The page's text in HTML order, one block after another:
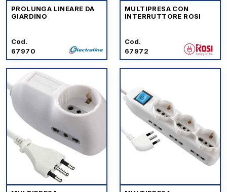
PROLUNGA LINEARE DA
GIARDINO
Cod.
67970
MULTIPRESA CON
INTERRUTTORE ROSI
Cod.
67972